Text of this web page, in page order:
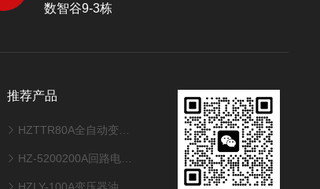
数智谷9-3栋
推荐产品
HZTTR80A全自动变压器变比测试仪
HZ-5200200A回路电阻测试仪